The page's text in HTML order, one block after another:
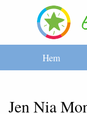
Hem
Jen Nia